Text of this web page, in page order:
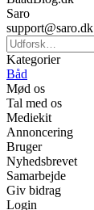
Saro
support@saro.dk
Kategorier
Båd
Mød os
Tal med os
Mediekit
Annoncering
Bruger
Nyhedsbrevet
Samarbejde
Giv bidrag
Login